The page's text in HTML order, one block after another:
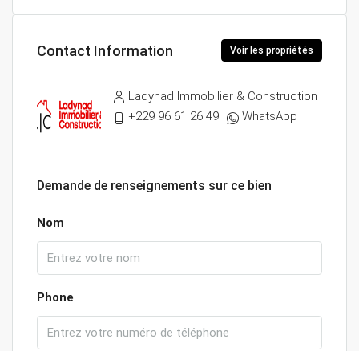
Contact Information Voir les propriétés
Ladynad Immobilier & Construction
+229 96 61 26 49
WhatsApp
Demande de renseignements sur ce bien
Nom
Phone